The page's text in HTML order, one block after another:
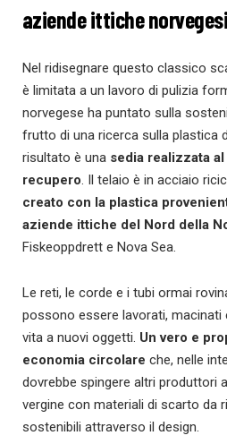
aziende ittiche norvegesi
Nel ridisegnare questo classico
è limitata a un lavoro di pulizia
norvegese ha puntato sulla
frutto di una ricerca sulla plastica
risultato è una sedia realizzata
recupero . Il telaio è in acciaio
creato con la plastica
aziende ittiche del Nord della
Fiskeoppdrett e Nova Sea.
Le reti, le corde e i tubi ormai
possono essere lavorati, macinati
vita a nuovi oggetti. Un vero e
economia circolare che, nelle
dovrebbe spingere altri produttori
vergine con materiali di scarto da
sostenibili attraverso il design.